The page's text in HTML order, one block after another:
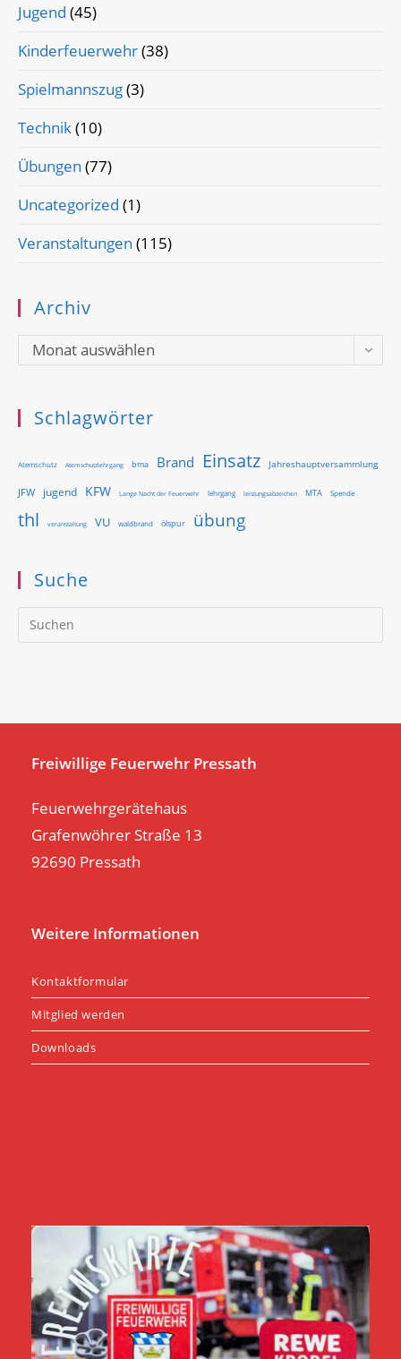
Jugend (45)
Kinderfeuerwehr(38)
Spielmannszug(3)
Technik(10)
Übungen (77)
Uncategorized (1)
Veranstaltungen (115)
Archiv
Archiv
Monat auswählen
Schlagwörter
Atemschutz Atemschutzlehrgang bma Brand Einsatz Jahreshauptversammlung
JFW jugend KFW Lange Nacht der Feuerwehr lehrgang leistungsabzeichen MTA Spende
thl veranstaltung VU waldbrand ölspur übung
Suche
Freiwillige Feuerwehr Pressath
Feuerwehrgerätehaus
Grafenwöhrer Straße 13
92690 Pressath
Weitere Informationen
Kontaktformular
Mitglied werden
Downloads